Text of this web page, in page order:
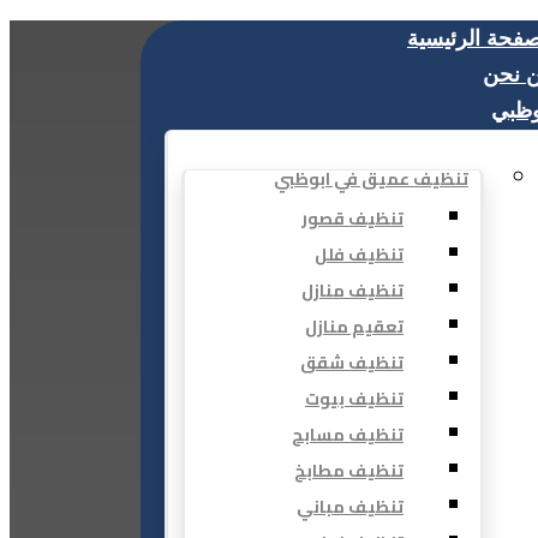
الرئيسية
نحن
تنظيف عميق في ابوظبي
تنظيف قصور
تنظيف فلل
تنظيف منازل
تعقيم منازل
تنظيف شقق
تنظيف بيوت
تنظيف مسابح
تنظيف مطابخ
تنظيف مباني